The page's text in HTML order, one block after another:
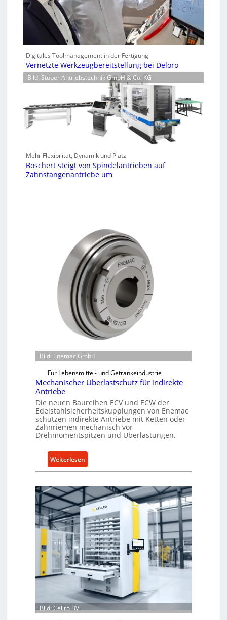
Digitales Toolmanagement in der Fertigung
Vernetzte Werkzeugbereitstellung bei Deloro
Bild: Stöber Antriebstechnik GmbH & Co. KG
Mehr Flexibilität, Dynamik und Platz
Boschert steigt von Spindelantrieben auf
Zahnstangenantriebe um
Bild: Enemac GmbH
Für Lebensmittel- und Getränkeindustrie
Mechanischer Überlastschutz für indirekte
Antriebe
Die neuen Baureihen ECV und ECW der
Edelstahlsicherheitskupplungen von Enemac
schützen indirekte Antriebe mit Ketten oder
Zahnriemen mechanisch vor
Drehmomentspitzen und Überlastungen.
Weiterlesen
M
c
h
n
i
s
c
h
e
Ü
Bild: Cellro BV